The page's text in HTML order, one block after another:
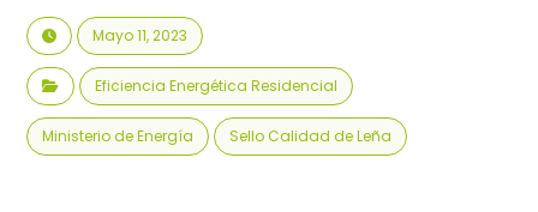
Mayo 11, 2023
Eficiencia Energética Residencial
Ministerio de Energía Sello Calidad de Leña